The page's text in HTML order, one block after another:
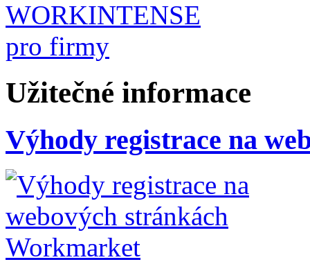
Užitečné informace
Výhody registrace na